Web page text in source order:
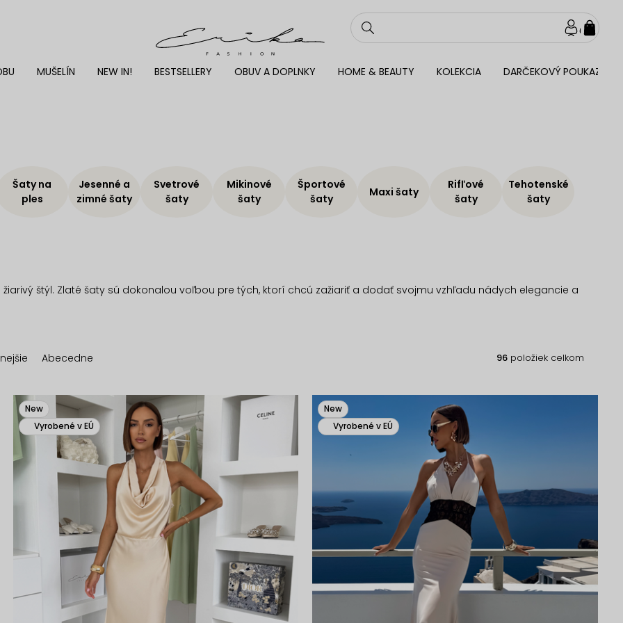
MUŠELÍN NEW IN! BESTSELLERY OBUV A DOPLNKY HOME & BEAUTY KOLEKCIA DARČEKOVÝ POUKAZ
štýl. Zlaté šaty sú dokonalou voľbou pre tých, ktorí chcú zažiariť a dodať svojmu vzhľadu nádych elegancie a
Šaty na
ples
Jesenné a
zimné šaty
Svetrové
šaty
Mikinové
šaty
Športové
šaty
Maxi šaty
Rifľové
šaty
Tehotenské
šaty
Abecedne 96 položiek celkom
New
Vyrobené v EÚ
New
Vyrobené v EÚ